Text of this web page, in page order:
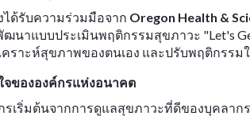
ด้รับความร่วมมือจาก Oregon Health &
นาแบบประเมินพฤติกรรมสุขภาวะ "Let's
ราะห์สุขภาพของตนเอง และปรับพฤติกรรม
ขององค์กรแห่งอนาคต
รเริ่มต้นจากการดูแลสุขภาวะที่ดีของบุคลาก